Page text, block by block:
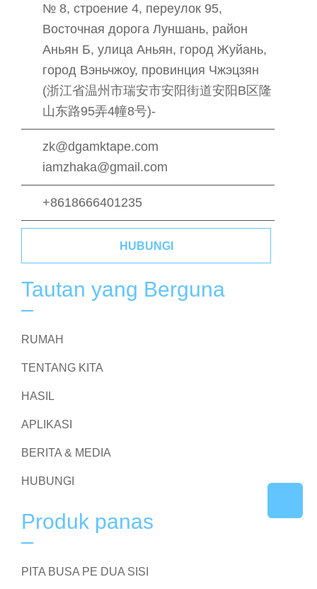
№ 8, строение 4, переулок 95,
Восточная дорога Луншань, район
Аньян Б, улица Аньян, город Жуйань,
город Вэньчжоу, провинция Чжэцзян
(浙江省温州市瑞安市安阳街道安阳B区隆
山东路95弄4幢8号)-
zk@dgamktape.com
iamzhaka@gmail.com
+8618666401235
HUBUNGI
Tautan yang Berguna
RUMAH
TENTANG KITA
HASIL
APLIKASI
BERITA & MEDIA
HUBUNGI
Produk panas
PITA BUSA PE DUA SISI